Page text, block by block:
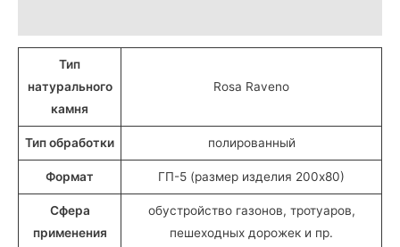
(20x8
Тип
натурального
камня
Rosa Raveno
Тип обработки полированный
Формат ГП-5 (размер изделия 200х80)
Сфера
применения
обустройство газонов, тротуаров,
пешеходных дорожек и пр.